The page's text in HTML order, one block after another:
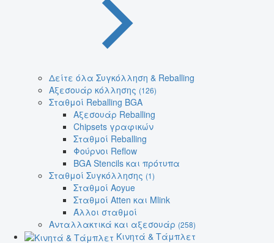
Δείτε όλα Συγκόλληση & Reballing
Αξεσουάρ κόλλησης (126)
Σταθμοί Reballing BGA
Αξεσουάρ Reballing
Chipsets γραφικών
Σταθμοί Reballing
Φούρνοι Reflow
BGA Stencils και πρότυπα
Σταθμοί Συγκόλλησης (1)
Σταθμοί Aoyue
Σταθμοί Atten και Mlink
Άλλοι σταθμοί
Ανταλλακτικά και αξεσουάρ (258)
Κινητά & Τάμπλετ